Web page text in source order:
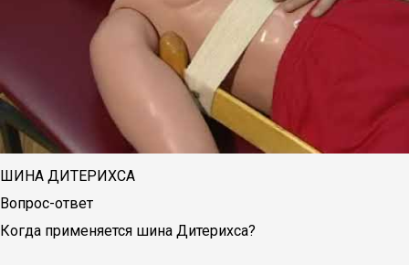
ШИНА ДИТЕРИХСА
Вопрос-ответ
Когда применяется шина Дитерихса?